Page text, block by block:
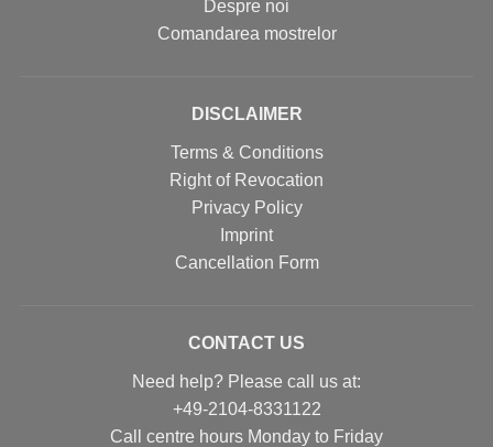
Despre noi
Comandarea mostrelor
DISCLAIMER
Terms & Conditions
Right of Revocation
Privacy Policy
Imprint
Cancellation Form
CONTACT US
Need help? Please call us at:
+49-2104-8331122
Call centre hours Monday to Friday